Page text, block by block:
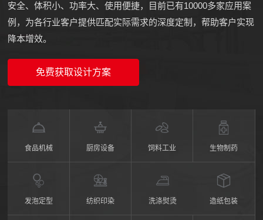
安全、体积小、功率大、使用便捷，目前已有10000多家应用案
例，为各行业客户提供匹配实际需求的深度定制，帮助客户实现
降本增效。
免费获取设计方案
食品机械 厨房设备 饲料工业 生物制药
发泡定型 纺织印染 洗涤熨烫 造纸包装